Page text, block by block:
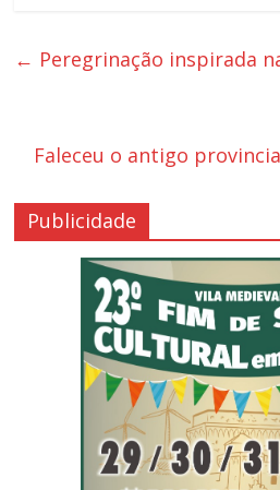
← Peregrinação inspirada
Faleceu o antigo
Publicidade